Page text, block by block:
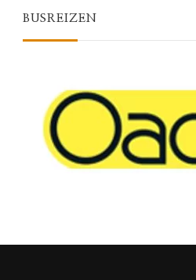
BUSREIZEN